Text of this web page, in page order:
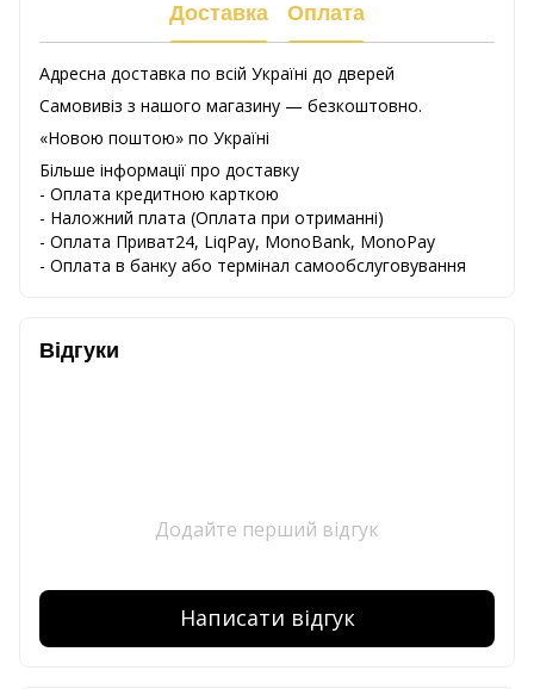
Доставка Оплата
Адресна доставка по всій Україні до дверей
Самовивіз з нашого магазину — безкоштовно.
«Новою поштою» по Україні
Більше інформації про доставку
- Оплата кредитною карткою
- Наложний плата (Оплата при отриманні)
- Оплата Приват24, LiqPay, MonoBank, MonoPay
- Оплата в банку або термінал самообслуговування
Відгуки
Додайте перший відгук
Написати відгук